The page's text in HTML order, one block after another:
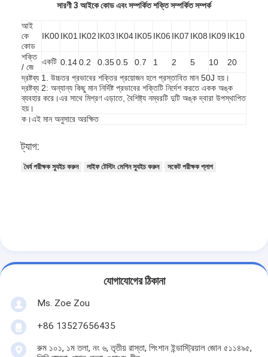
সারণী 3 আইকে কোড এবং সম্পর্কিত শক্তি সম্পর্কিত সম্পর্ক
আই
কে
কোড
IK00IK01 IK02 IK03 IK04IK05IK06 IK07 IK08 IK09 IK10
শক্তি
/ জে
একটি 0.14 0.2 0.35 0.5 0.7 1 2 5 10
20
দ্রষ্টব্য 1. উচ্চতর প্রভাবের শক্তির প্রয়োজন হলে প্রস্তাবিত মান 50J হয়।
দ্রষ্টব্য 2: অন্যান্য কিছু মান নির্দিষ্ট প্রভাবের শক্তিটি নির্দেশ করতে একক অঙ্ক
ব্যবহার করে।এর সাথে মিশ্রণ এড়াতে, বৈশিষ্ট্য নম্বরটি দুটি অঙ্ক দ্বারা উপস্থাপিত
হয়।
ক।এই মান অনুসারে অরক্ষিত
ট্যাগ:
ধৈর্য পরীক্ষক স্যুইচ করুন লাইফ টেস্টিং মেশিন স্যুইচ করুন সকেট পরীক্ষক প্লাগ
যোগাযোগের ঠিকানা
Ms. Zoe Zou
+86 13527656435
রুম ১০১, ১ম তলা, নং ৬, তৃতীয় রাস্তা, পিংশান ইন্ডাস্ট্রিয়াল জোন ৫১১৪৯৫,